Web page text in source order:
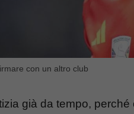
con un altro club
già da tempo,